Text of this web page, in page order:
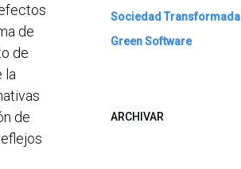
de
de
la
de
Sociedad Transformada
Green Software
ARCHIVAR